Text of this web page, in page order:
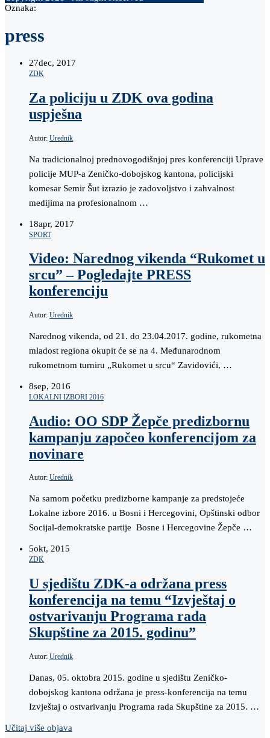
Oznaka:
press
27dec, 2017
ZDK
Za policiju u ZDK ova godina
uspješna
Autor: Urednik
Na tradicionalnoj prednovogodišnjoj pres konferenciji Uprave
policije MUP-a Zeničko-dobojskog kantona, policijski
komesar Semir Šut izrazio je zadovoljstvo i zahvalnost
medijima na profesionalnom …
18apr, 2017
SPORT
Video: Narednog vikenda “Rukomet u
srcu” – Pogledajte PRESS
konferenciju
Autor: Urednik
Narednog vikenda, od 21. do 23.04.2017. godine, rukometna
mladost regiona okupit će se na 4. Međunarodnom
rukometnom turniru „Rukomet u srcu“ Zavidovići, …
8sep, 2016
LOKALNI IZBORI 2016
Audio: OO SDP Žepče predizbornu
kampanju započeo konferencijom za
novinare
Autor: Urednik
Na samom početku predizborne kampanje za predstojeće
Lokalne izbore 2016. u Bosni i Hercegovini, Opštinski odbor
Socijal-demokratske partije Bosne i Hercegovine Žepče …
5okt, 2015
ZDK
U sjedištu ZDK-a održana press
konferencija na temu “Izvještaj o
ostvarivanju Programa rada
Skupštine za 2015. godinu”
Autor: Urednik
Danas, 05. oktobra 2015. godine u sjedištu Zeničko-
dobojskog kantona održana je press-konferencija na temu
Izvještaj o ostvarivanju Programa rada Skupštine za 2015. …
Učitaj više objava